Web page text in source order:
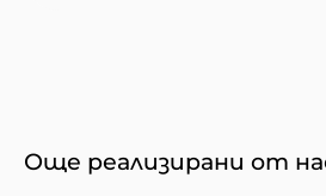
Още реализирани от